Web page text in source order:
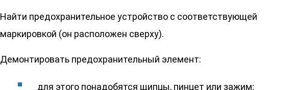
Найти предохранительное устройство с соответствующей
маркировкой (он расположен сверху).
Демонтировать предохранительный элемент:
для этого понадобятся щипцы, пинцет или зажим;